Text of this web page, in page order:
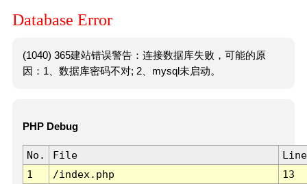
Database Error
(1040) 365建站错误警告：连接数据库失败，可能的原
因：1、数据库密码不对; 2、mysql未启动。
PHP Debug
No. File
Line
1
/index.php 13